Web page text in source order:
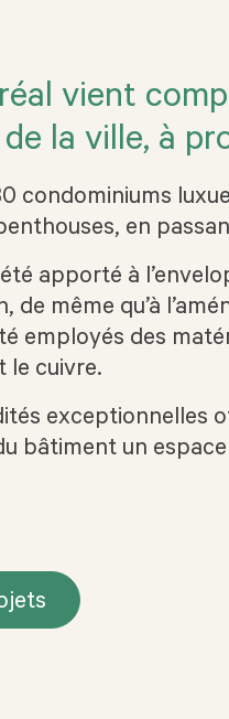
vient
la ville, à
condominiums
en
apporté à
de même qu’à
employés des
le cuivre.
exceptionnelles
bâtiment un